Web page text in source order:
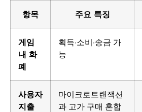
항목 주요 특징
게임
내 화
폐
획득·소비·송금 가
능
사용자
지출
마이크로트랜잭션
과 고가 구매 혼합